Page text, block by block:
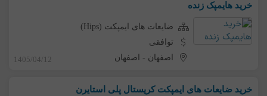
خرید هایمپک زنده
ضایعات های ایمپکت (Hips)
توافقی
اصفهان - اصفهان 1405/04/12
خرید ضایعات های ایمپکت کریستال پلی استایرن